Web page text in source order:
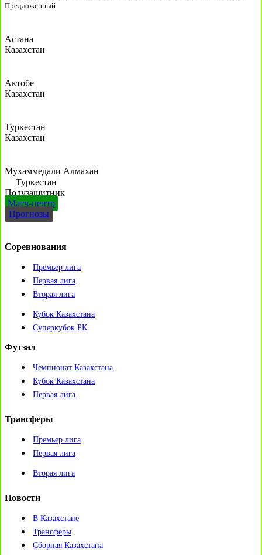
Предложенный
Астана
Казахстан
Актобе
Казахстан
Туркестан
Казахстан
Мухаммедали Алмахан
Туркестан |
Полузащитник
Матч-центр
Прогнозы
Соревнования
Премьер лига
Первая лига
Вторая лига
Кубок Казахстана
Суперкубок РК
Футзал
Чемпионат Казахстана
Кубок Казахстана
Первая лига
Трансферы
Премьер лига
Первая лига
Вторая лига
Новости
В Казахстане
Трансферы
Сборная Казахстана